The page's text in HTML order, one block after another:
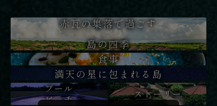
赤瓦の集落で過ごす
島の四季
食事
満天の星に包まれる島
プール
ビーチ
ストーリー